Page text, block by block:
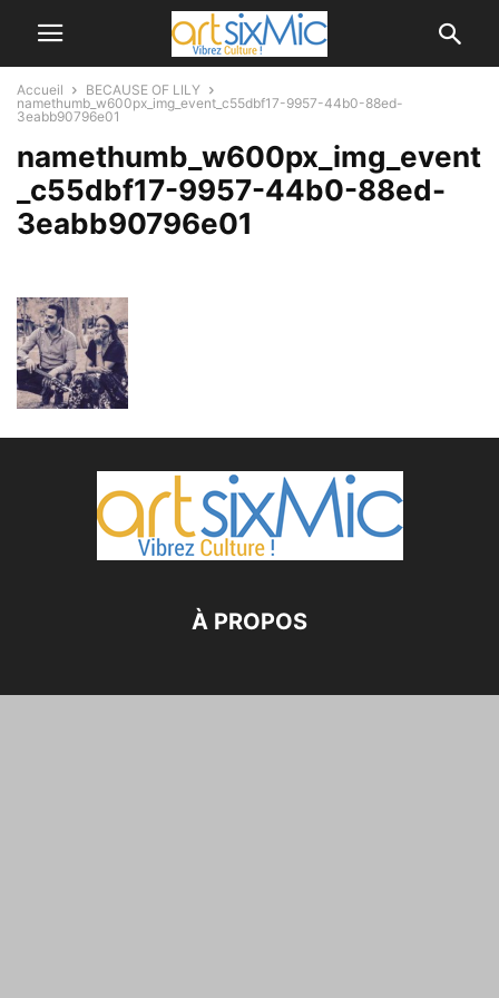
Accueil
BECAUSE OF LILY
namethumb_w600px_img_event_c55dbf17-9957-44b0-88ed-
3eabb90796e01
namethumb_w600px_img_event
_c55dbf17-9957-44b0-88ed-
3eabb90796e01
À PROPOS